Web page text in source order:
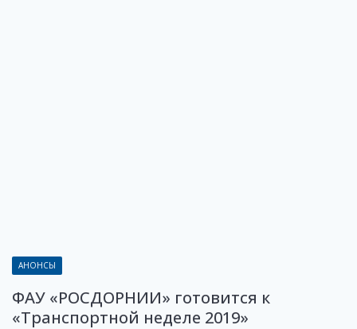
АНОНСЫ
ФАУ «РОСДОРНИИ» готовится к
«Транспортной неделе 2019»